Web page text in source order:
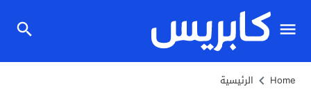
Home الرئيسية